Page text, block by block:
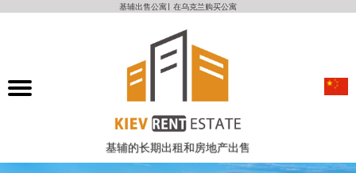
基辅出售公寓| 在乌克兰购买公寓
基辅的长期出租和房地产出售